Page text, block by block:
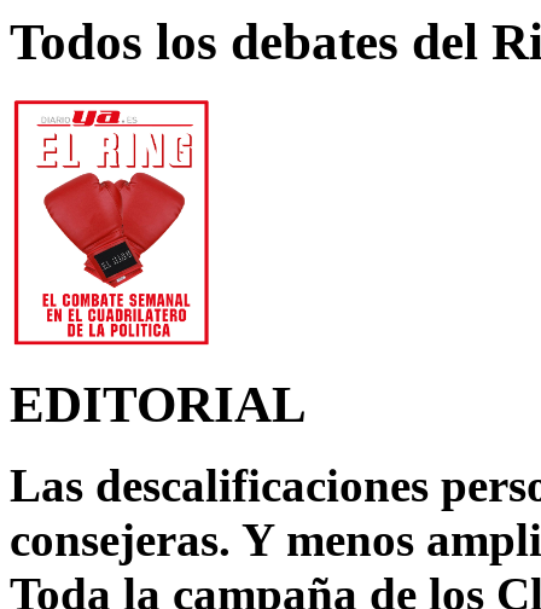
Todos los debates del
EDITORIAL
Las descalificaciones
consejeras. Y menos
Toda la campaña de los